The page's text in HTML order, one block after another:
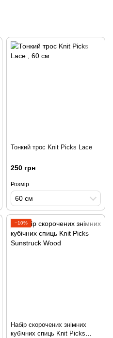
Тонкий трос Knit Picks Lace
250 грн
Розмір
60 см
−10%
Набір скорочених знімних
кубічних спиць Knit Picks